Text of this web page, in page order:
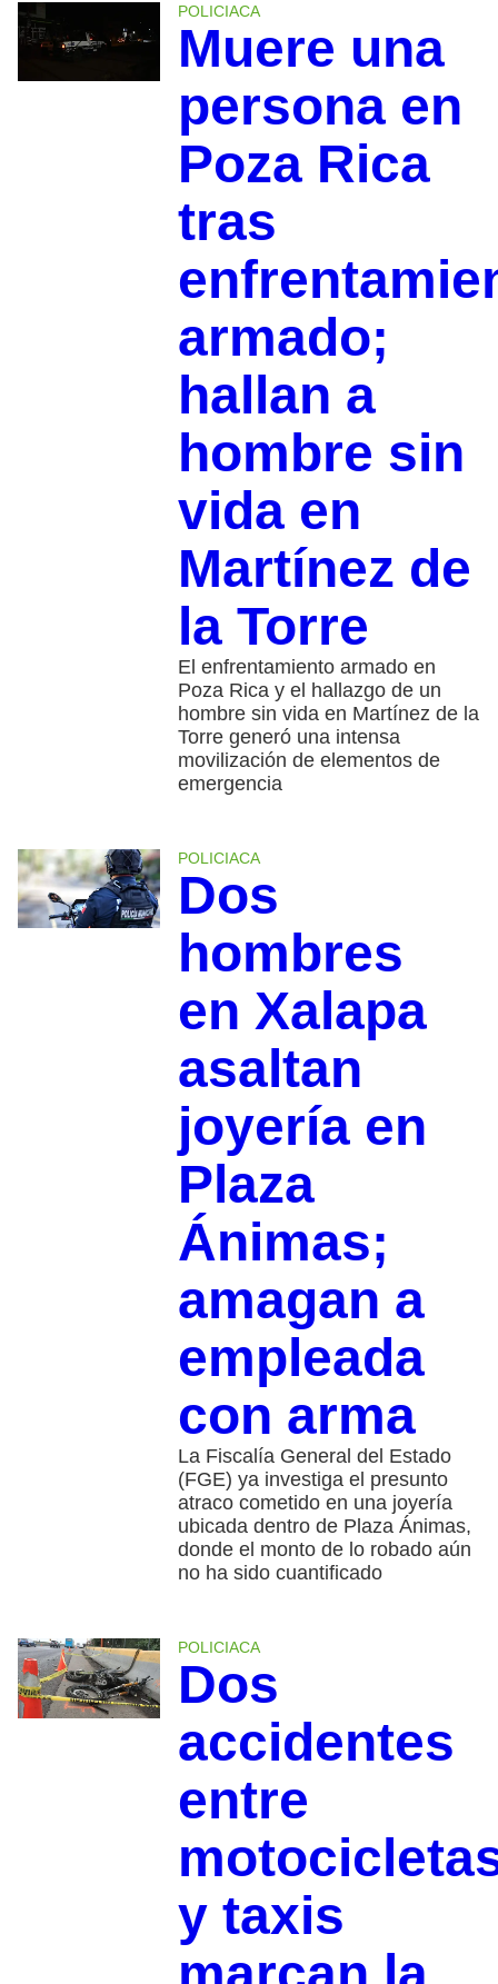
POLICIACA
Muere una
persona en
Poza Rica
tras
armado;
hallan a
hombre sin
vida en
Martínez de
la Torre
El enfrentamiento armado en
Poza Rica y el hallazgo de un
hombre sin vida en Martínez de la
Torre generó una intensa
movilización de elementos de
emergencia
POLICIACA
Dos
hombres
en Xalapa
asaltan
joyería en
Plaza
Ánimas;
amagan a
empleada
con arma
La Fiscalía General del Estado
(FGE) ya investiga el presunto
atraco cometido en una joyería
ubicada dentro de Plaza Ánimas,
donde el monto de lo robado aún
no ha sido cuantificado
POLICIACA
Dos
accidentes
entre
y taxis